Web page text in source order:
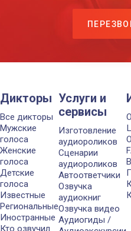
Дикторы
Все дикторы
Мужские
голоса
Женские
голоса
Детские
голоса
Известные
Региональные
Иностранные
Кто озвучил
Услуги и
сервисы
Изготовление
аудиороликов
Сценарии
аудиороликов
Автоответчики
Озвучка
аудиокниг
Озвучка видео
Аудиогиды /